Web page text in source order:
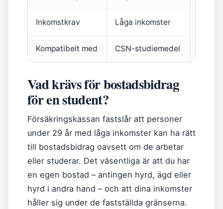
Inkomstkrav Låga inkomster
Kompatibelt med CSN-studiemedel
Vad krävs för bostadsbidrag
för en student?
Försäkringskassan fastslår att personer
under 29 år med låga inkomster kan ha rätt
till bostadsbidrag oavsett om de arbetar
eller studerar. Det väsentliga är att du har
en egen bostad – antingen hyrd, ägd eller
hyrd i andra hand – och att dina inkomster
håller sig under de fastställda gränserna.